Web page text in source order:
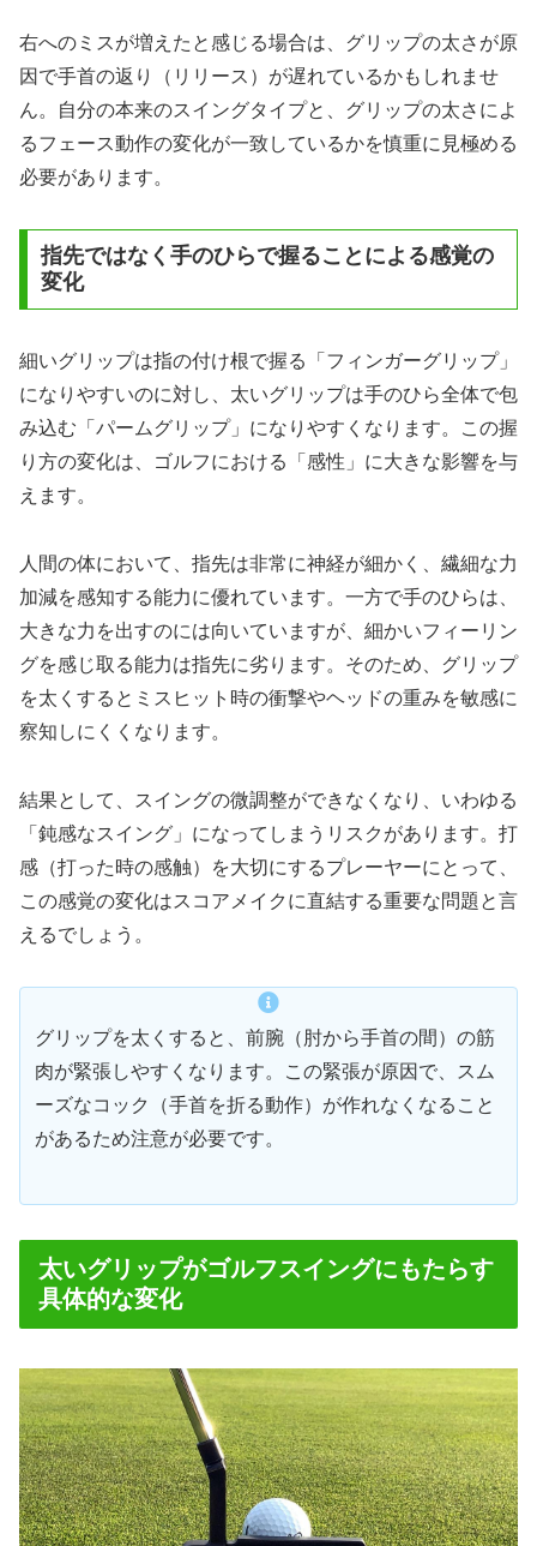
右へのミスが増えたと感じる場合は、グリップの太さが原
因で手首の返り（リリース）が遅れているかもしれませ
ん。自分の本来のスイングタイプと、グリップの太さによ
るフェース動作の変化が一致しているかを慎重に見極める
必要があります。
指先ではなく手のひらで握ることによる感覚の
変化
細いグリップは指の付け根で握る「フィンガーグリップ」
になりやすいのに対し、太いグリップは手のひら全体で包
み込む「パームグリップ」になりやすくなります。この握
り方の変化は、ゴルフにおける「感性」に大きな影響を与
えます。
人間の体において、指先は非常に神経が細かく、繊細な力
加減を感知する能力に優れています。一方で手のひらは、
大きな力を出すのには向いていますが、細かいフィーリン
グを感じ取る能力は指先に劣ります。そのため、グリップ
を太くするとミスヒット時の衝撃やヘッドの重みを敏感に
察知しにくくなります。
結果として、スイングの微調整ができなくなり、いわゆる
「鈍感なスイング」になってしまうリスクがあります。打
感（打った時の感触）を大切にするプレーヤーにとって、
この感覚の変化はスコアメイクに直結する重要な問題と言
えるでしょう。
グリップを太くすると、前腕（肘から手首の間）の筋
肉が緊張しやすくなります。この緊張が原因で、スム
ーズなコック（手首を折る動作）が作れなくなること
があるため注意が必要です。
太いグリップがゴルフスイングにもたらす
具体的な変化